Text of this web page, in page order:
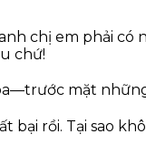
chị em phải có
chứ!
mặt
bại rồi. Tại sao